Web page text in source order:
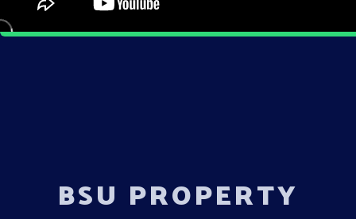
BSU PROPERTY